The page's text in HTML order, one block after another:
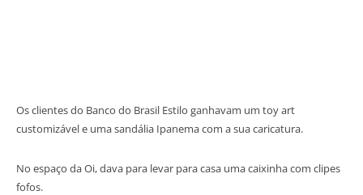
Os clientes do Banco do Brasil Estilo ganhavam um toy art
customizável e uma sandália Ipanema com a sua caricatura.
No espaço da Oi, dava para levar para casa uma caixinha com clipes
fofos.